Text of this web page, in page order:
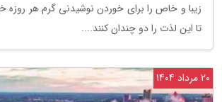
زیبا و خاص را برای خوردن نوشیدنی گرم هر روزه
تا این لذت را دو چندان کنند....
20 مرداد 1404